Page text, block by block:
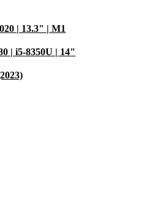
| 13.3" | M1
| i5-8350U | 14"